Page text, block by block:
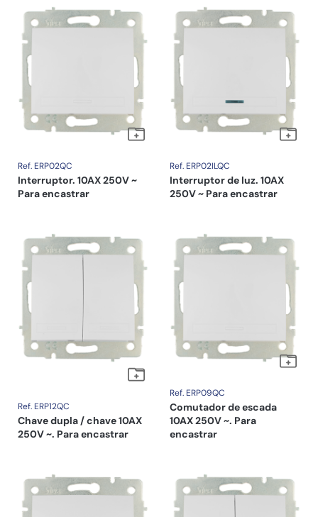
Ref. ERP02QC
Interruptor. 10AX 250V ~
Para encastrar
Ref. ERP02ILQC
Interruptor de luz. 10AX
250V ~ Para encastrar
Ref. ERP12QC
Chave dupla / chave 10AX
250V ~. Para encastrar
Ref. ERP09QC
Comutador de escada
10AX 250V ~. Para
encastrar